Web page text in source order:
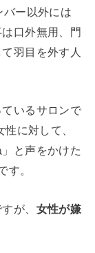
ー以外には
口外無用、門
羽目を外す人
いるサロンで
に対して、
と声をかけた
す。
が、 女性が嫌